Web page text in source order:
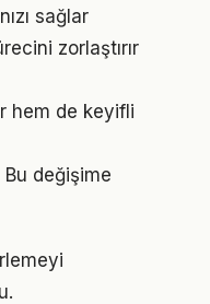
sağlar
zorlaştırır
hem de keyifli
değişime